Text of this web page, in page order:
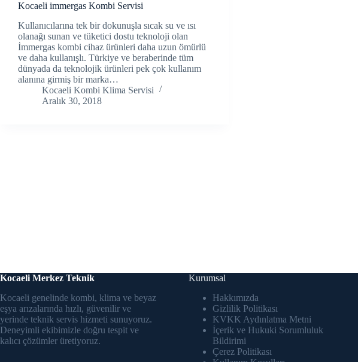
Kocaeli immergas Kombi Servisi
Kullanıcılarına tek bir dokunuşla sıcak su ve ısı
olanağı sunan ve tüketici dostu teknoloji olan
İmmergas kombi cihaz ürünleri daha uzun ömürlü
ve daha kullanışlı. Türkiye ve beraberinde tüm
dünyada da teknolojik ürünleri pek çok kullanım
alanına girmiş bir marka…
Kocaeli Kombi Klima Servisi
Aralık 30, 2018
Kocaeli Merkez Teknik
Kocaeli genelinde kombi, klima ve beyaz
eşya arızalarında hızlı, güvenilir ve
yerinde teknik servis hizmeti sunuyoruz.
Deneyimli ekibimizle doğru tespit ve
kalıcı çözümler üretiyoruz.
Kurumsal
Hakkımızda
Gizlilik Politikası
KVKK Aydınlatma Metni
İçerik ve Hukuki Sorumluluk
Bildirimi
Çerez Politikası